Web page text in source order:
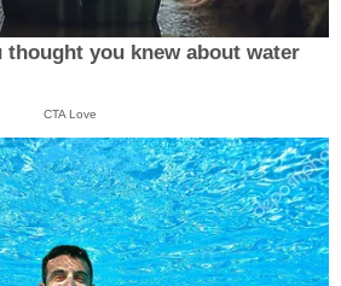
thought you knew about water
CTA Love